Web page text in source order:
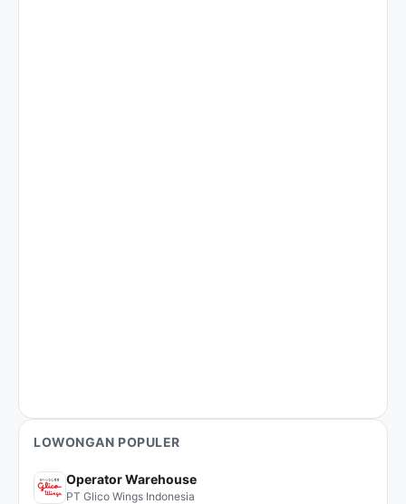
LOWONGAN POPULER
Operator Warehouse
PT Glico Wings Indonesia